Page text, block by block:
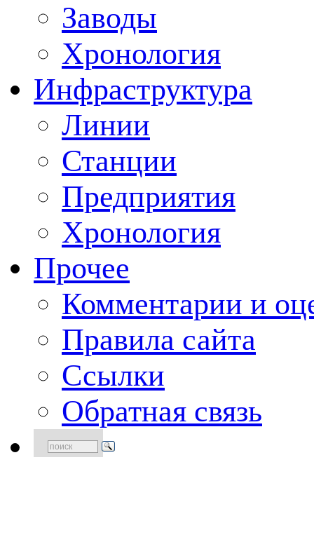
Заводы
Хронология
Инфраструктура
Линии
Станции
Предприятия
Хронология
Прочее
Комментарии и
Правила сайта
Ссылки
Обратная связь